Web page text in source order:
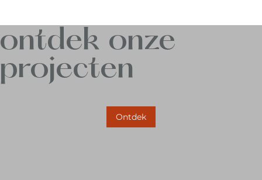
ontdek onze
projecten
Ontdek